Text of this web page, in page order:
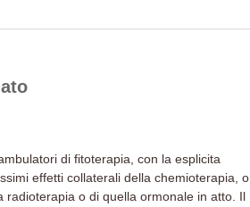
di fitoterapia, con la esplicita
effetti collaterali della chemioterapia, o
o di quella ormonale in atto. Il